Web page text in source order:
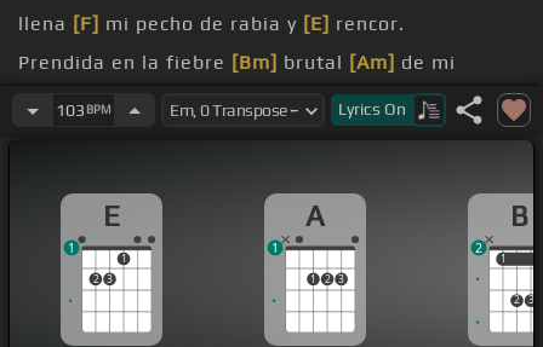
llena [F] mi pecho de rabia y [E] rencor.
Prendida en la fiebre [Bm] brutal [Am] de mi
sangre,[Bm] me llevo
muy dentro, muy dentro
[A]
te quiero,[E]porque a [A]ti te debo, mis horas[G]
amargas, mis horas
de miel.
y te quiero, viste el[B]milagro, la espina
103 BPM Lyrics On
E
2 3
1
1
A
1 2 3
1
B
1
2 3
1
2